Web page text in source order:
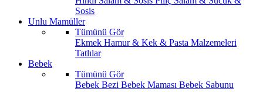
Sosis
Unlu Mamüller
Tümünü Gör
Ekmek Hamur & Kek & Pasta Malzemeleri
Tatlılar
Bebek
Tümünü Gör
Bebek Bezi Bebek Maması Bebek Sabunu